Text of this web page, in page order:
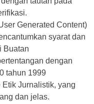
Generated Content)
syarat dan
Buatan
dengan
tahun 1999
Jurnalistik, yang
dan jelas.